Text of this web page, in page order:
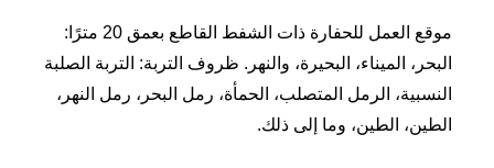
موقع العمل للحفارة ذات الشفط القاطع بعمق 20 مترًا:
البحر، الميناء، البحيرة، والنهر. ظروف التربة: التربة الصلبة
النسبية، الرمل المتصلب، الحمأة، رمل البحر، رمل النهر،
الطين، الطين، وما إلى ذلك.